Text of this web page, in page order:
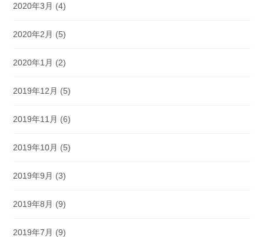
2020年3月 (4)
2020年2月 (5)
2020年1月 (2)
2019年12月 (5)
2019年11月 (6)
2019年10月 (5)
2019年9月 (3)
2019年8月 (9)
2019年7月 (9)